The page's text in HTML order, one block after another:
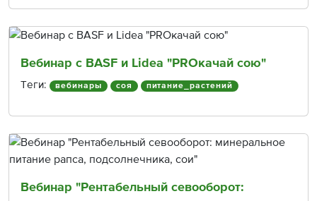
Вебинар с BASF и Lidea "PROкачай сою"
Теги: вебинары соя питание_растений
Вебинар "Рентабельный севооборот: